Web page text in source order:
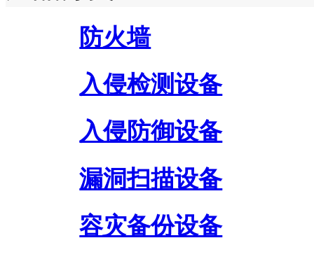
防火墙
入侵检测设备
入侵防御设备
漏洞扫描设备
容灾备份设备